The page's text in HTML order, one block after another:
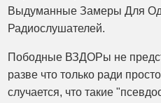
Выдуманные Замеры Для
Радиослушателей.
Пободные ВЗДОРы не
разве что только ради
случается, что такие